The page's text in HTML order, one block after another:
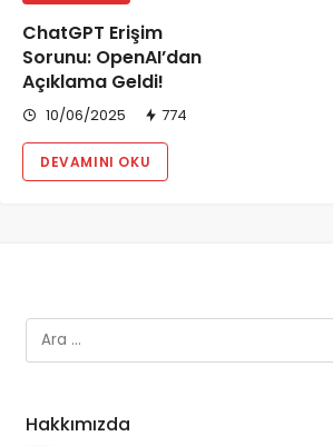
ChatGPT Erişim
Sorunu: OpenAI’dan
Açıklama Geldi!
10/06/2025 774
DEVAMINI OKU
Hakkımızda